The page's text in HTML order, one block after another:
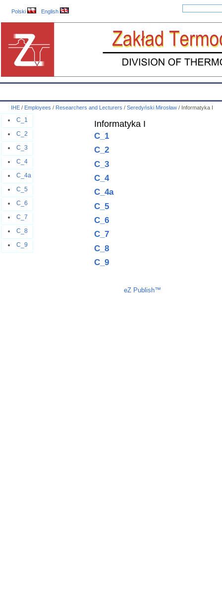
Polski English
IHE / Employees / Researchers and Lecturers / Seredyński Mirosław / Informatyka I
C_1
C_2
C_3
C_4
C_4a
C_5
C_6
C_7
C_8
C_9
Informatyka I
C_1
C_2
C_3
C_4
C_4a
C_5
C_6
C_7
C_8
C_9
eZ Publish™